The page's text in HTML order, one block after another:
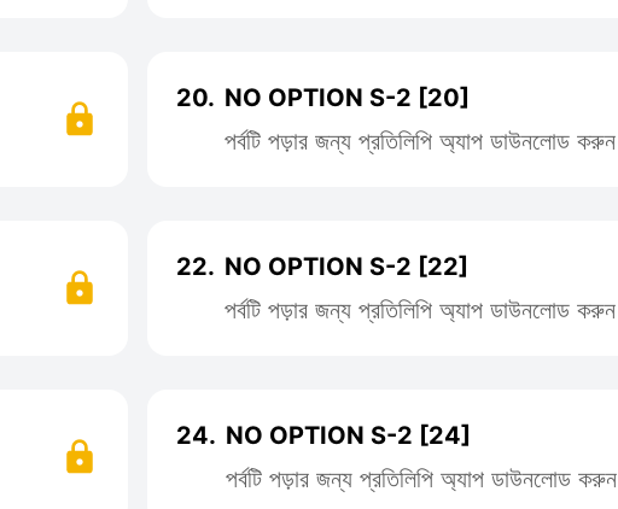
20. NO OPTION S-2 [20]
পর্বটি পড়ার জন্য প্রতিলিপি অ্যাপ ডাউনলোড করুন
22. NO OPTION S-2 [22]
পর্বটি পড়ার জন্য প্রতিলিপি অ্যাপ ডাউনলোড করুন
24. NO OPTION S-2 [24]
পর্বটি পড়ার জন্য প্রতিলিপি অ্যাপ ডাউনলোড করুন